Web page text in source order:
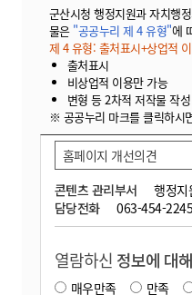
군산시청 행정지원과 자치행
물은 "공공누리 제 4 유형"에
제 4 유형: 출처표시+상업적
출처표시
비상업적 이용만 가능
변형 등 2차적 저작물 작
※ 공공누리 마크를 클릭하시
콘텐츠 관리부서
행정지
담당전화
063-454-
홈페이지 개선의견
열람하신 정보에 대
매우만족 만족